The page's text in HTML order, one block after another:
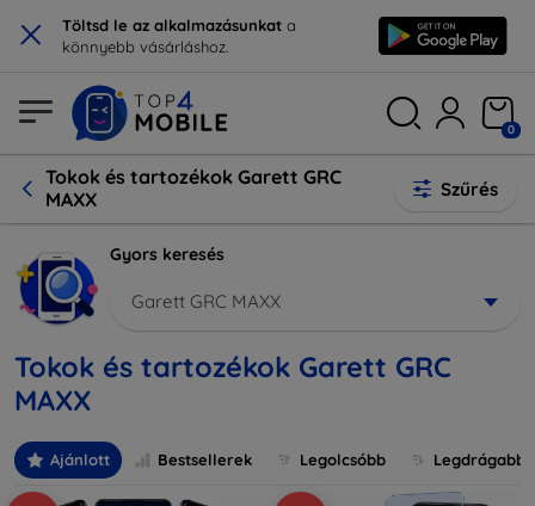
× Töltsd le az alkalmazásunkat a
könnyebb vásárláshoz.
0
Tokok és tartozékok Garett GRC
MAXX
Szűrés
Gyors keresés
Garett GRC MAXX
Tokok és tartozékok Garett GRC
MAXX
Ajánlott Bestsellerek Legolcsóbb Legdrágabb